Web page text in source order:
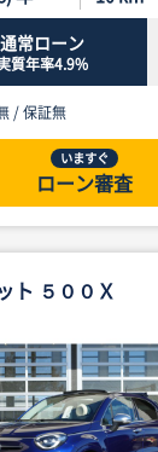
通常ローン
質年率4.9%
/保証無
いますぐ
ローン審査
ト ５００Ｘ